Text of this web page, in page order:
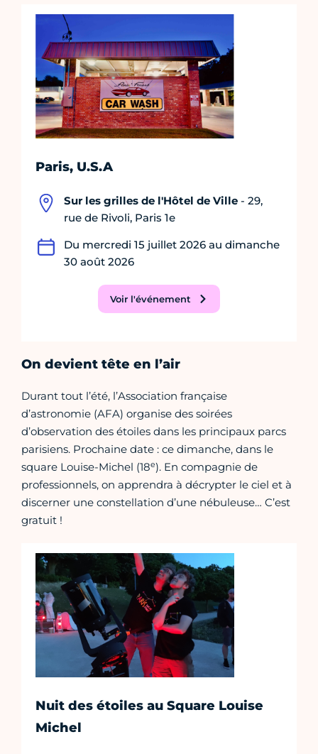
Paris, U.S.A
Sur les grilles de l'Hôtel de Ville - 29,
rue de Rivoli, Paris 1e
Du mercredi 15 juillet 2026 au dimanche
30 août 2026
Voir l'événement
On devient tête en l’air
Durant tout l’été, l’Association française
d’astronomie (AFA) organise des soirées
d’observation des étoiles dans les principaux parcs
parisiens. Prochaine date : ce dimanche, dans le
square Louise-Michel (18e). En compagnie de
professionnels, on apprendra à décrypter le ciel et à
discerner une constellation d’une nébuleuse… C’est
gratuit !
Nuit des étoiles au Square Louise
Michel